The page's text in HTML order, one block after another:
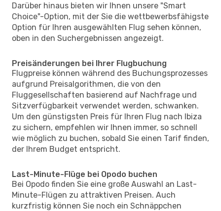
Darüber hinaus bieten wir Ihnen unsere "Smart
Choice"-Option, mit der Sie die wettbewerbsfähigste
Option für Ihren ausgewählten Flug sehen können,
oben in den Suchergebnissen angezeigt.
Preisänderungen bei Ihrer Flugbuchung
Flugpreise können während des Buchungsprozesses
aufgrund Preisalgorithmen, die von den
Fluggesellschaften basierend auf Nachfrage und
Sitzverfügbarkeit verwendet werden, schwanken.
Um den günstigsten Preis für Ihren Flug nach Ibiza
zu sichern, empfehlen wir Ihnen immer, so schnell
wie möglich zu buchen, sobald Sie einen Tarif finden,
der Ihrem Budget entspricht.
Last-Minute-Flüge bei Opodo buchen
Bei Opodo finden Sie eine große Auswahl an Last-
Minute-Flügen zu attraktiven Preisen. Auch
kurzfristig können Sie noch ein Schnäppchen